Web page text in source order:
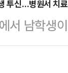
‘통제형 개
통과에 대
…
다. 민주당
지 여부다.
민의힘의
투신…병원서 치
서 남학생
면, 전날